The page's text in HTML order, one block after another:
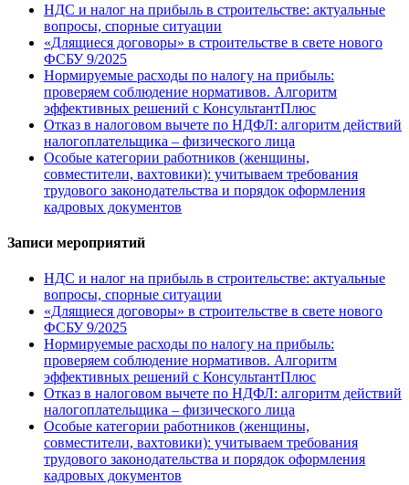
НДС и налог на прибыль в строительстве: актуальные
вопросы, спорные ситуации
«Длящиеся договоры» в строительстве в свете нового
ФСБУ 9/2025
Нормируемые расходы по налогу на прибыль:
проверяем соблюдение нормативов. Алгоритм
эффективных решений с КонсультантПлюс
Отказ в налоговом вычете по НДФЛ: алгоритм действий
налогоплательщика – физического лица
Особые категории работников (женщины,
совместители, вахтовики): учитываем требования
трудового законодательства и порядок оформления
кадровых документов
Записи мероприятий
НДС и налог на прибыль в строительстве: актуальные
вопросы, спорные ситуации
«Длящиеся договоры» в строительстве в свете нового
ФСБУ 9/2025
Нормируемые расходы по налогу на прибыль:
проверяем соблюдение нормативов. Алгоритм
эффективных решений с КонсультантПлюс
Отказ в налоговом вычете по НДФЛ: алгоритм действий
налогоплательщика – физического лица
Особые категории работников (женщины,
совместители, вахтовики): учитываем требования
трудового законодательства и порядок оформления
кадровых документов